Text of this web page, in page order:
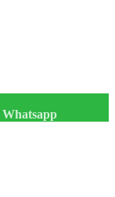
Whatsapp